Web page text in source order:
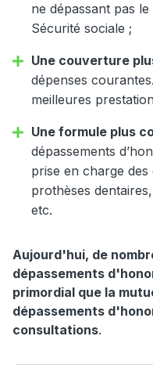
ne dépassant pas
Sécurité sociale ;
Une couverture
dépenses
meilleures
Une formule plus
dépassements
prise en charge
prothèses
etc.
Aujourd'hui, de
dépassements
primordial que la
dépassements
consultations.